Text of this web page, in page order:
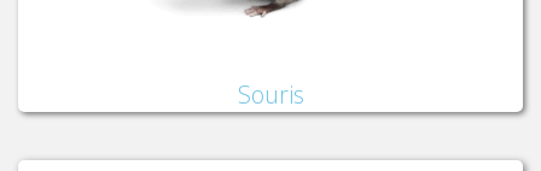
Souris